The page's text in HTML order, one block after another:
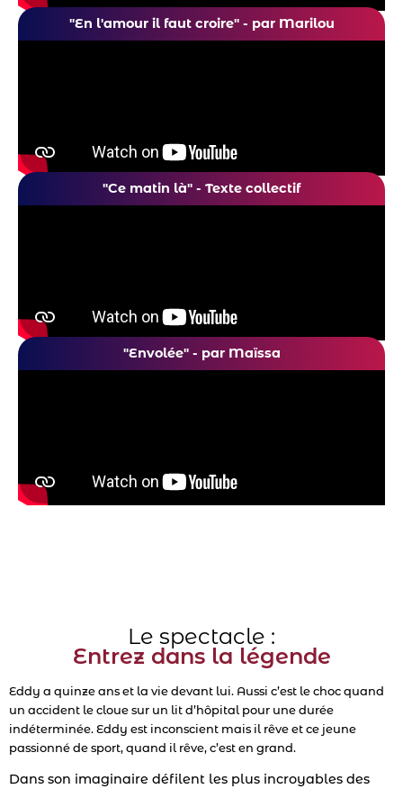
"En l'amour il faut croire" - par Marilou
"Ce matin là" - Texte collectif
"Envolée" - par Maïssa
Le spectacle :
Entrez dans la légende
Eddy a quinze ans et la vie devant lui. Aussi c’est le choc quand
un accident le cloue sur un lit d’hôpital pour une durée
indéterminée. Eddy est inconscient mais il rêve et ce jeune
passionné de sport, quand il rêve, c’est en grand.
Dans son imaginaire défilent les plus incroyables des